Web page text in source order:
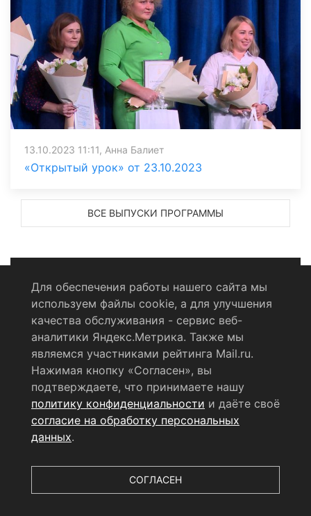
13.10.2023 11:11, Анна Балиет
«Открытый урок» от 23.10.2023
ВСЕ ВЫПУСКИ ПРОГРАММЫ
Политика конфиденциальности
Согласие на обработку персональных данных
RSS-лента
© 2004 - 2026 Сетевое издание Щёлковское ТВ.
Свидетельство о регистрации СМИ
ЭЛ № ФС 77 - 79754 от 07.12.2020 г.
технологий и массовых коммуникаций (РОСКОМНАДЗОР).
Для обеспечения работы нашего сайта мы
используем файлы cookie, а для улучшения
качества обслуживания - сервис веб-
аналитики Яндекс.Метрика. Также мы
являемся участниками рейтинга Mail.ru.
Нажимая кнопку «Согласен», вы
подтверждаете, что принимаете нашу
политику конфиденциальности и даёте своё
согласие на обработку персональных
данных.
СОГЛАСЕН